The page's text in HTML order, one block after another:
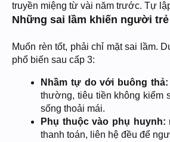
truyền miệng từ vài năm trước. Tự
Những sai lầm khiến người
Muốn rèn tốt, phải chỉ mặt sai lầm.
phổ biến sau cấp 3:
Nhầm tự do với buông thả:
thường, tiêu tiền không kiểm
sống thoải mái.
Phụ thuộc vào phụ huynh:
thanh toán, liên hệ đều để